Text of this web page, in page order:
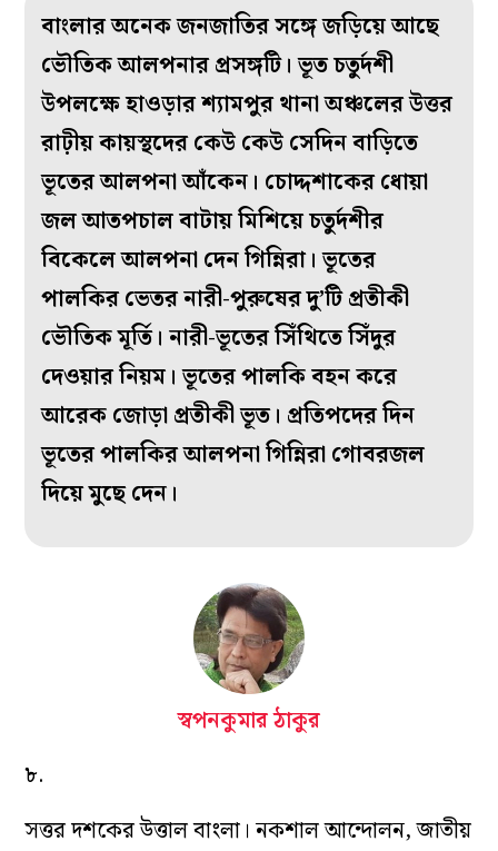
বাংলার অনেক জনজাতির সঙ্গে জড়িয়ে আছে
ভৌতিক আলপনার প্রসঙ্গটি। ভূত চতুর্দশী
উপলক্ষে হাওড়ার শ্যামপুর থানা অঞ্চলের উত্তর
রাঢ়ীয় কায়স্থদের কেউ কেউ সেদিন বাড়িতে
ভূতের আলপনা আঁকেন। চোদ্দশাকের ধোয়া
জল আতপচাল বাটায় মিশিয়ে চতুর্দশীর
বিকেলে আলপনা দেন গিন্নিরা। ভূতের
পালকির ভেতর নারী-পুরুষের দু’টি প্রতীকী
ভৌতিক মূর্তি। নারী-ভূতের সিঁথিতে সিঁদুর
দেওয়ার নিয়ম। ভূতের পালকি বহন করে
আরেক জোড়া প্রতীকী ভূত। প্রতিপদের দিন
ভূতের পালকির আলপনা গিন্নিরা গোবরজল
দিয়ে মুছে দেন।
স্বপনকুমার ঠাকুর
৮.
সত্তর দশকের উত্তাল বাংলা। নকশাল আন্দোলন, জাতীয়